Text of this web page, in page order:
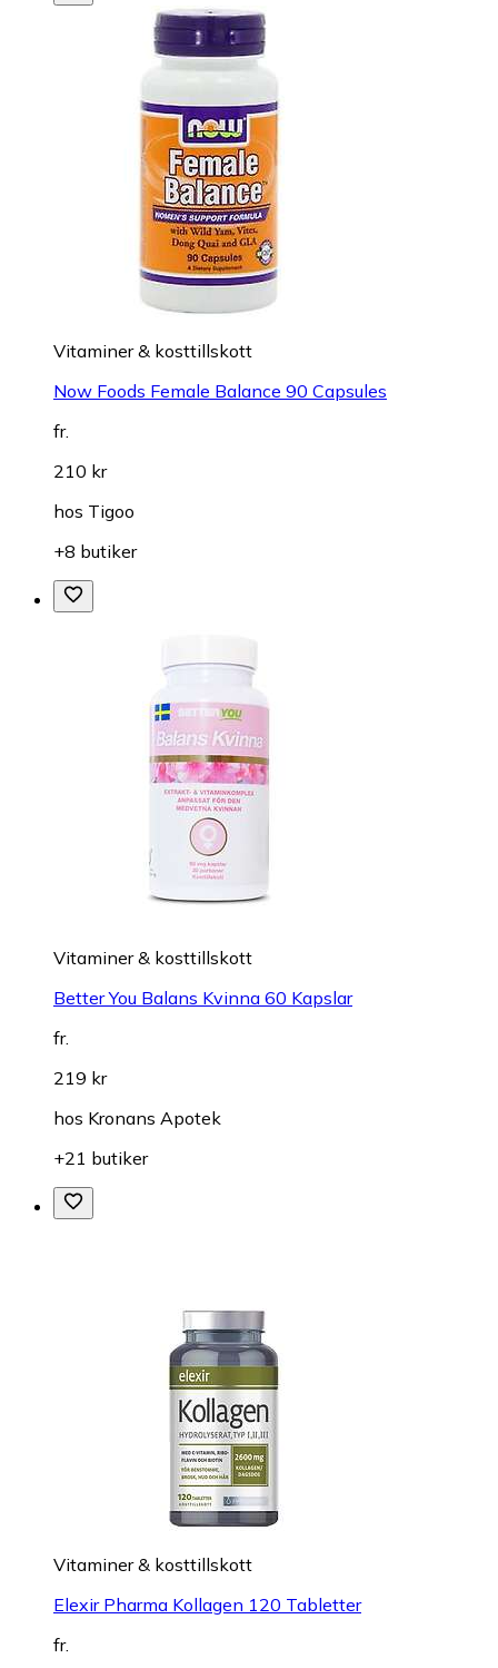
Vitaminer & kosttillskott
Now Foods Female Balance 90 Capsules
fr.
210 kr
hos Tigoo
+8 butiker
Vitaminer & kosttillskott
Better You Balans Kvinna 60 Kapslar
fr.
219 kr
hos Kronans Apotek
+21 butiker
Vitaminer & kosttillskott
Elexir Pharma Kollagen 120 Tabletter
fr.